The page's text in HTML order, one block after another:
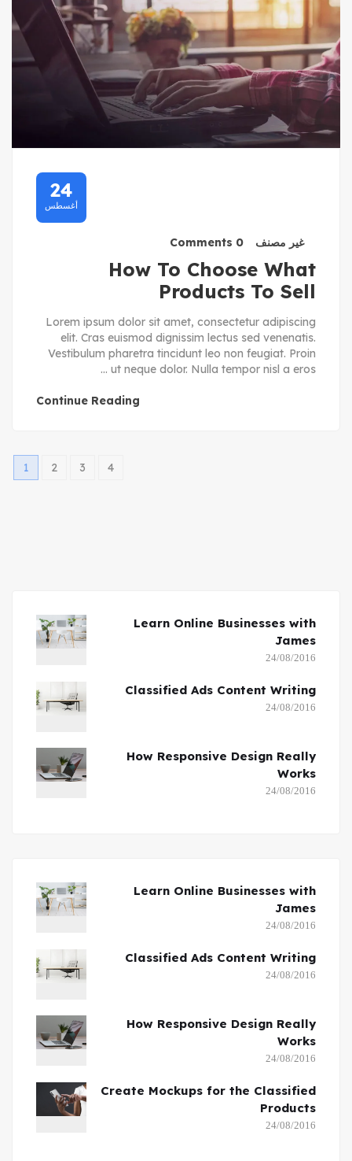
24
أغسطس
غير مصنف 0 Comments
How To Choose What
Products To Sell
Lorem ipsum dolor sit amet, consectetur adipiscing
elit. Cras euismod dignissim lectus sed venenatis.
Vestibulum pharetra tincidunt leo non feugiat. Proin
ut neque dolor. Nulla tempor nisl a eros ...
Continue Reading
1 2 3 4
Learn Online Businesses with
James
24/08/2016
Classified Ads Content Writing
24/08/2016
How Responsive Design Really
Works
24/08/2016
Learn Online Businesses with
James
24/08/2016
Classified Ads Content Writing
24/08/2016
How Responsive Design Really
Works
24/08/2016
Create Mockups for the Classified
Products
24/08/2016